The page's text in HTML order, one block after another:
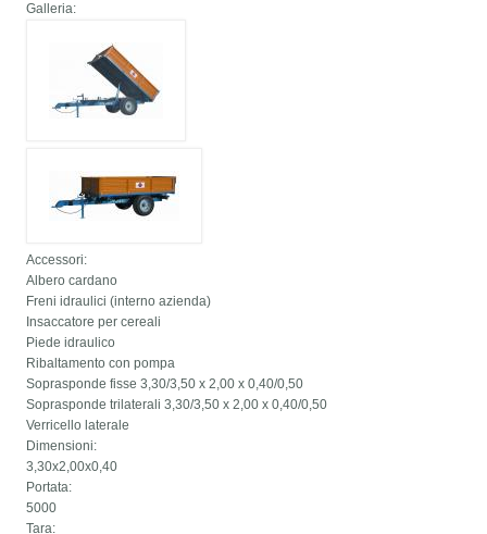
Galleria:
Accessori:
Albero cardano
Freni idraulici (interno azienda)
Insaccatore per cereali
Piede idraulico
Ribaltamento con pompa
Soprasponde fisse 3,30/3,50 x 2,00 x 0,40/0,50
Soprasponde trilaterali 3,30/3,50 x 2,00 x 0,40/0,50
Verricello laterale
Dimensioni:
3,30x2,00x0,40
Portata:
5000
Tara: